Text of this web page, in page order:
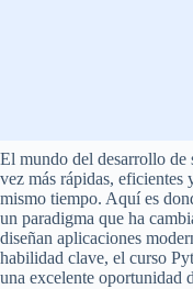
El mundo del desarrollo de
vez más rápidas, eficientes
mismo tiempo. Aquí es
un paradigma que ha
diseñan aplicaciones
habilidad clave, el curso
una excelente oportunidad